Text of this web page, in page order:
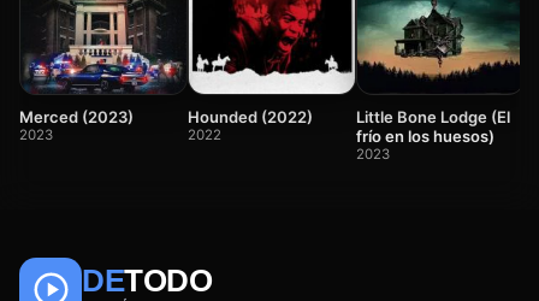
Merced (2023)
2023
Hounded (2022)
2022
Little Bone Lodge (El
frío en los huesos)
2023
DETODO
🎬